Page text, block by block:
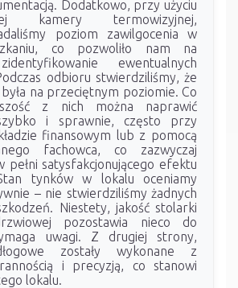
Dodatkowo, przy użyciu
kamery termowizyjnej,
poziom zawilgocenia w
co pozwoliło nam na
ewentualnych
odbioru stwierdziliśmy, że
na przeciętnym poziomie. Co
z nich można naprawić
i sprawnie, często przy
finansowym lub z pomocą
fachowca, co zazwyczaj
pełni satysfakcjonującego efektu
tynków w lokalu oceniamy
– nie stwierdziliśmy żadnych
Niestety, jakość stolarki
pozostawia nieco do
uwagi. Z drugiej strony,
zostały wykonane z
i precyzją, co stanowi
lokalu.